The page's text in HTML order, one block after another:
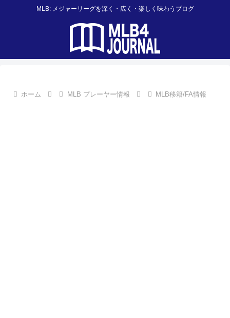
MLB: メジャーリーグを深く・広く・楽しく味わうブログ
ホーム MLB プレーヤー情報 MLB移籍/FA情報